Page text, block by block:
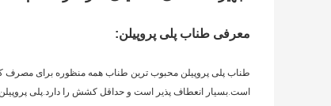
معرفی طناب پلی پروپیلن:
طناب پلی پروپیلن محبوب ترین طناب همه منظوره برای
است.بسیار انعطاف پذیر است و حداقل کشش را دارد.پلی پروپیلن